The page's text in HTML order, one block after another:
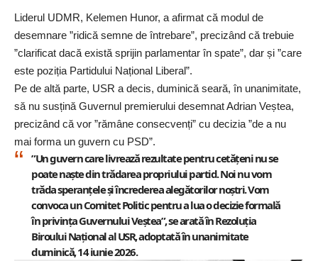
Liderul UDMR, Kelemen Hunor, a afirmat că modul de
desemnare ”ridică semne de întrebare”, precizând că trebuie
”clarificat dacă există sprijin parlamentar în spate”, dar și ”care
este poziția Partidului Național Liberal”.
Pe de altă parte, USR a decis, duminică seară, în unanimitate,
să nu susțină Guvernul premierului desemnat Adrian Veștea,
precizând că vor ”rămâne consecvenți” cu decizia ”de a nu
mai forma un guvern cu PSD”.
”Un guvern care livrează rezultate pentru cetățeni nu se
poate naște din trădarea propriului partid. Noi nu vom
trăda speranțele și încrederea alegătorilor noștri. Vom
convoca un Comitet Politic pentru a lua o decizie formală
în privința Guvernului Veștea”, se arată în Rezoluția
Biroului Național al USR, adoptată în unanimitate
duminică, 14 iunie 2026.